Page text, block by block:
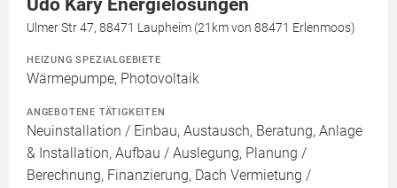
Udo Kary Energielösungen
Ulmer Str 47, 88471 Laupheim (21km von 88471 Erlenmoos)
HEIZUNG SPEZIALGEBIETE
Wärmepumpe, Photovoltaik
ANGEBOTENE TÄTIGKEITEN
Neuinstallation / Einbau, Austausch, Beratung, Anlage
& Installation, Aufbau / Auslegung, Planung /
Berechnung, Finanzierung, Dach Vermietung /